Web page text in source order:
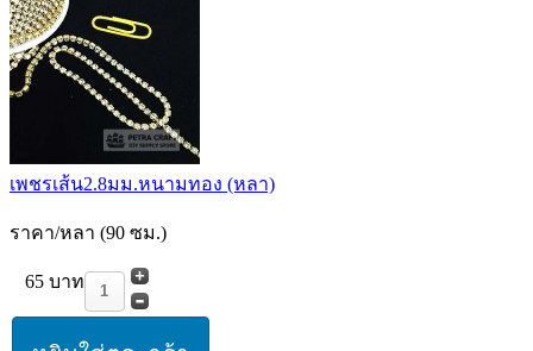
เพชรเส้น2.8มม.หนามทอง (หลา)
ราคา/หลา (90 ซม.)
65 บาท